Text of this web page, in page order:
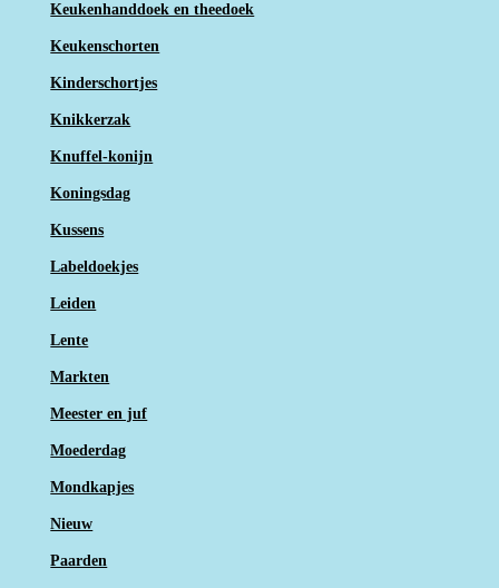
Keukenhanddoek en theedoek
Keukenschorten
Kinderschortjes
Knikkerzak
Knuffel-konijn
Koningsdag
Kussens
Labeldoekjes
Leiden
Lente
Markten
Meester en juf
Moederdag
Mondkapjes
Nieuw
Paarden